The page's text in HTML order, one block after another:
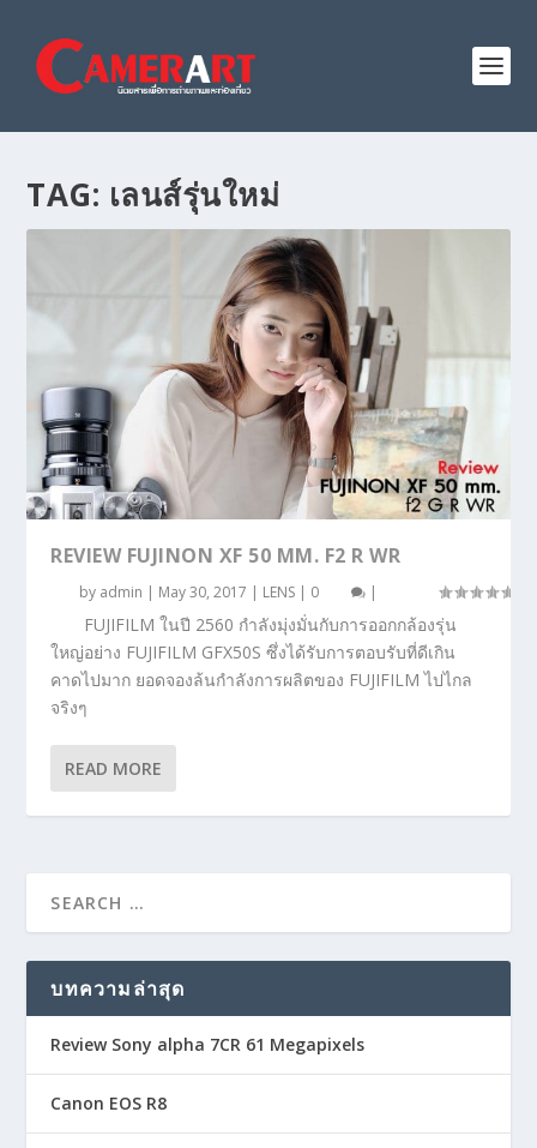
TAG: เลนส์รุ่นใหม่
REVIEW FUJINON XF 50 MM. F2 R WR
by admin | May 30, 2017 | LENS | 0 |
FUJIFILM ในปี 2560 กำลังมุ่งมั่นกับการออกกล้องรุ่น
ใหญ่อย่าง FUJIFILM GFX50S ซึ่งได้รับการตอบรับที่ดีเกิน
คาดไปมาก ยอดจองล้นกำลังการผลิตของ FUJIFILM ไปไกล
จริงๆ
READ MORE
บทความล่าสุด
Review Sony alpha 7CR 61 Megapixels
Canon EOS R8